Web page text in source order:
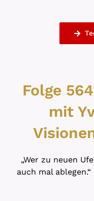
Folge
mit
„Wer zu neuen
auch mal